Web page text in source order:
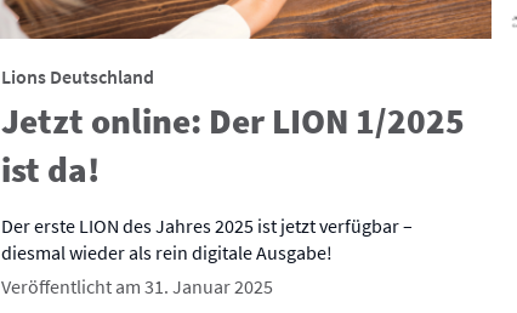
Lions Deutschland
Jetzt online: Der LION 1/2025
ist da!
Der erste LION des Jahres 2025 ist jetzt verfügbar –
diesmal wieder als rein digitale Ausgabe!
Veröffentlicht am 31. Januar 2025